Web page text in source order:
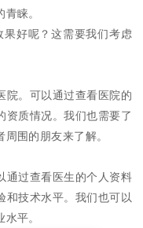
睐。
果好呢？这需要我们考虑
院。可以通过查看医院的
资质情况。我们也需要了
围的朋友来了解。
通过查看医生的个人资料
和技术水平。我们也可以
平。